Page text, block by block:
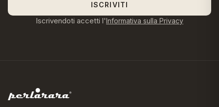
ISCRIVITI
Iscrivendoti accetti l'Informativa sulla Privacy